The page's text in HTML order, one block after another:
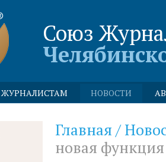
Союз
ЖУРНАЛИСТАМ НОВОСТИ
Главная /
новая функция